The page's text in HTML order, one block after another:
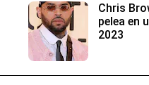
Chris
pelea en
2023